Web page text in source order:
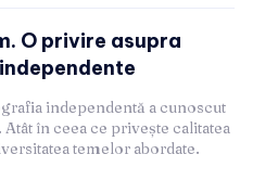
O privire asupra
independentă a cunoscut
în ceea ce privește calitatea
temelor abordate.